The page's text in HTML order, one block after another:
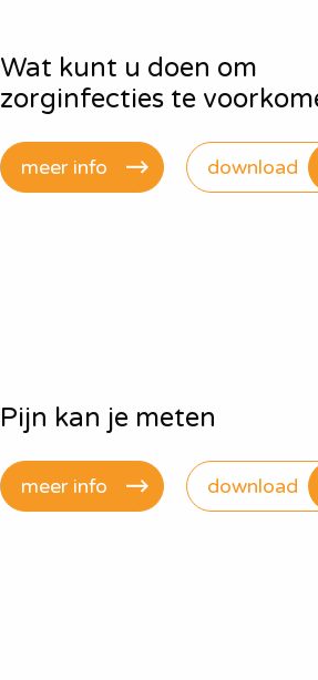
Wat kunt u doen om
zorginfecties te
meer info download
Pijn kan je meten
meer info download